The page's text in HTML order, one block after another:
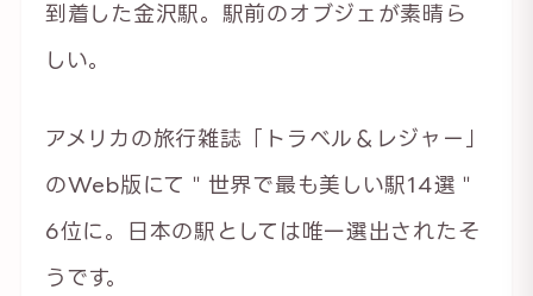
到着した金沢駅。駅前のオブジェが素晴ら
しい。
アメリカの旅行雑誌「トラベル＆レジャー」
のWeb版にて＂世界で最も美しい駅14選＂
6位に。日本の駅としては唯一選出されたそ
うです。